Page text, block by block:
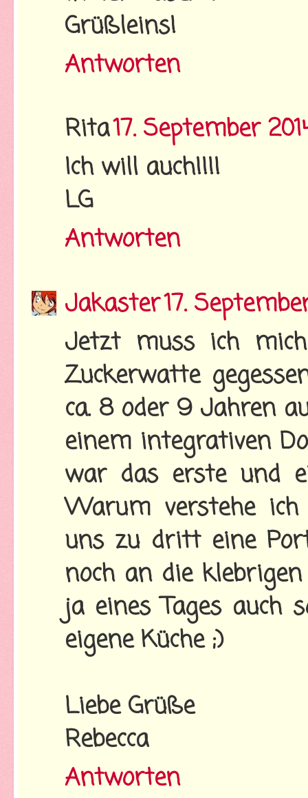
Grüßleins!
Antworten
Rita17. September
Ich will auch!!!!
LG
Antworten
Jakaster17.
Jetzt muss ich
Zuckerwatte
ca. 8 oder 9 Jahren
einem integrativen
war das erste und
Warum verstehe
uns zu dritt eine
noch an die
ja eines Tages auch
eigene Küche ;)
Liebe Grüße
Rebecca
Antworten